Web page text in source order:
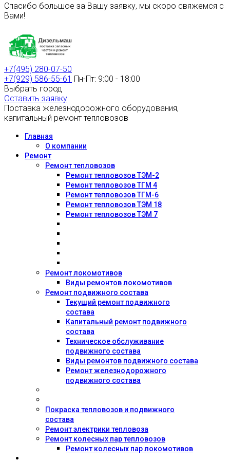
Спасибо большое за Вашу заявку, мы скоро свяжемся с
Вами!
+7(495) 280-07-50
+7(929) 586-55-61 Пн-Пт: 9:00 - 18:00
Выбрать город
Оставить заявку
Поставка железнодорожного оборудования,
капитальный ремонт тепловозов
Главная
О компании
Ремонт
Ремонт тепловозов
Ремонт тепловозов ТЭМ-2
Ремонт тепловозов ТГМ 4
Ремонт тепловозов ТГМ-6
Ремонт тепловозов ТЭМ 18
Ремонт тепловозов ТЭМ 7
Ремонт локомотивов
Виды ремонтов локомотивов
Ремонт подвижного состава
Текущий ремонт подвижного
состава
Капитальный ремонт подвижного
состава
Техническое обслуживание
подвижного состава
Виды ремонтов подвижного состава
Ремонт железнодорожного
подвижного состава
Покраска тепловозов и подвижного
состава
Ремонт электрики тепловоза
Ремонт колесных пар тепловозов
Ремонт колесных пар локомотивов